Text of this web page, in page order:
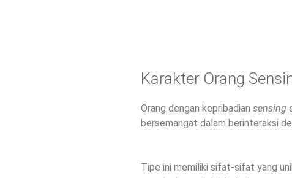
Karakter Orang
Orang dengan kepribadian sensing
bersemangat dalam berinteraksi
Tipe ini memiliki sifat-sifat yang